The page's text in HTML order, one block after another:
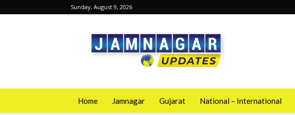
Sunday, August 9, 2026
Jamnagarupdates
Home Jamnagar Gujarat National – International